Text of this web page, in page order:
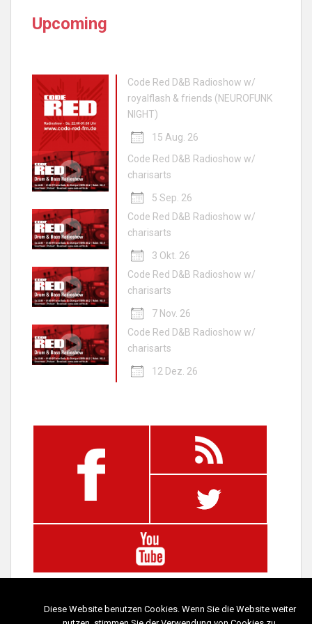
Upcoming
Code Red D&B Radioshow w/
royalflash & friends (NEUROFUNK
NIGHT)
15 Aug. 26
Code Red D&B Radioshow w/
charisarts
5 Sep. 26
Code Red D&B Radioshow w/
charisarts
3 Okt. 26
Code Red D&B Radioshow w/
charisarts
7 Nov. 26
Code Red D&B Radioshow w/
charisarts
12 Dez. 26
Diese Website benutzen Cookies. Wenn Sie die Website weiter